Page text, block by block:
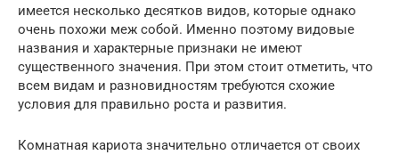
имеется несколько десятков видов, которые однако
очень похожи меж собой. Именно поэтому видовые
названия и характерные признаки не имеют
существенного значения. При этом стоит отметить, что
всем видам и разновидностям требуются схожие
условия для правильно роста и развития.
Комнатная кариота значительно отличается от своих